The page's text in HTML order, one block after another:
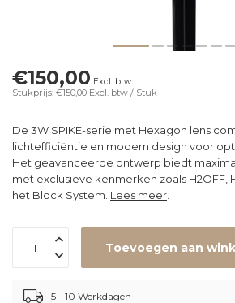
€150,00 Excl. btw
Stukprijs: €150,00 Excl. btw / Stuk
De 3W SPIKE-serie met Hexagon lens
lichtefficiëntie en modern design voor
Het geavanceerde ontwerp biedt
met exclusieve kenmerken zoals H2OFF,
het Block System. Lees meer
Toevoegen aan
5 - 10 Werkdagen